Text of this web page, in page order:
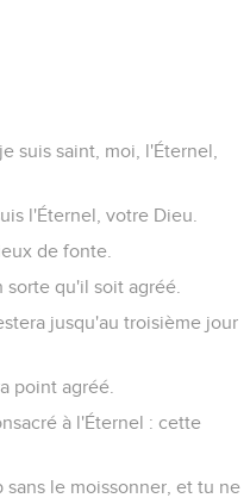
suis saint, moi, l'Éternel,
l'Éternel, votre Dieu.
de fonte.
qu'il soit agréé.
jusqu'au troisième jour
point agréé.
à l'Éternel : cette
sans le moissonner, et tu ne